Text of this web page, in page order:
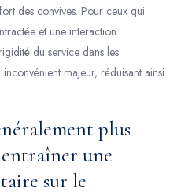
des convives. Pour ceux qui
et une interaction
du service dans les
majeur, réduisant ainsi
plus
entraîner une
sur le